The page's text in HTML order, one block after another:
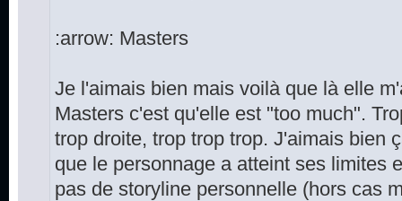
:arrow: Masters
Je l'aimais bien mais voilà que là elle
Masters c'est qu'elle est "too much".
trop droite, trop trop trop. J'aimais bien
que le personnage a atteint ses limites
pas de storyline personnelle (hors cas